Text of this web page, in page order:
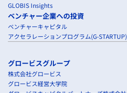
GLOBIS Insights
ベンチャー企業への投資
ベンチャーキャピタル
アクセラレーションプログラム(G-STARTUP)
グロービスグループ
株式会社グロービス
グロービス経営大学院